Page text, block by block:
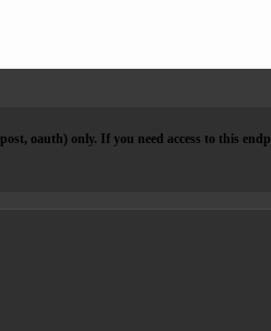
oauth) only. If you need access to this